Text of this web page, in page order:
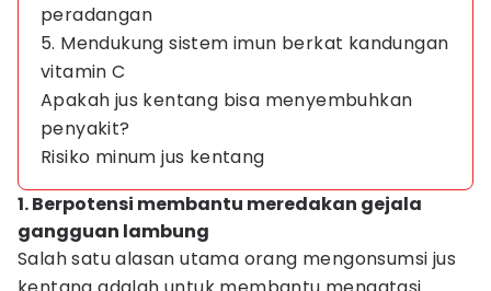
peradangan
5. Mendukung sistem imun berkat kandungan
vitamin C
Apakah jus kentang bisa menyembuhkan
penyakit?
Risiko minum jus kentang
1. Berpotensi membantu meredakan gejala
gangguan lambung
Salah satu alasan utama orang mengonsumsi jus